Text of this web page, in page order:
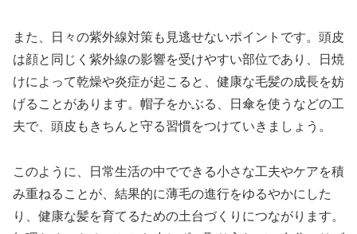
また、日々の紫外線対策も見逃せないポイントです。頭皮
は顔と同じく紫外線の影響を受けやすい部位であり、日焼
けによって乾燥や炎症が起こると、健康な毛髪の成長を妨
げることがあります。帽子をかぶる、日傘を使うなどの工
夫で、頭皮もきちんと守る習慣をつけていきましょう。
このように、日常生活の中でできる小さな工夫やケアを積
み重ねることが、結果的に薄毛の進行をゆるやかにした
り、健康な髪を育てるための土台づくりにつながります。